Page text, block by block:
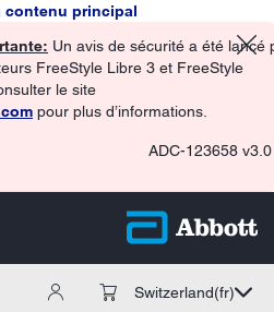
contenu principal
Un avis de sécurité a été lancé
FreeStyle Libre 3 et FreeStyle
le site
pour plus d’informations.
ADC-123658 v3.0
Switzerland(fr)